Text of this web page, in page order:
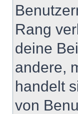
Rang
deine
andere,
handelt
von